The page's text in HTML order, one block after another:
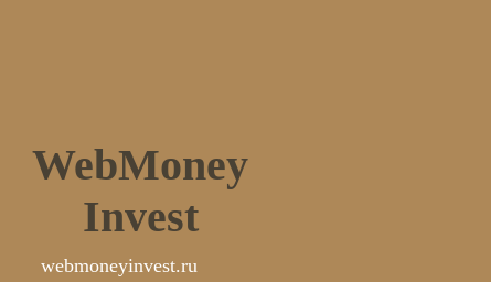
WebMoney
Invest
webmoneyinvest.ru